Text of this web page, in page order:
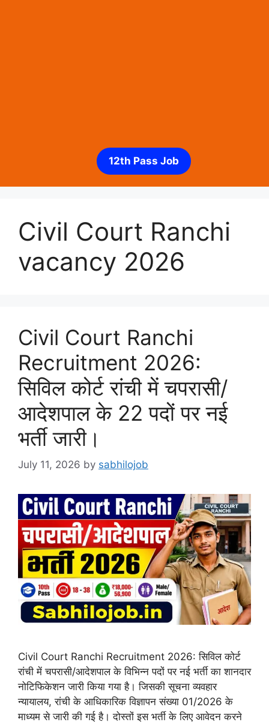
12th Pass Job
Civil Court Ranchi
vacancy 2026
Civil Court Ranchi
Recruitment 2026:
सिविल कोर्ट रांची में चपरासी/
आदेशपाल के 22 पदों पर नई
भर्ती जारी।
July 11, 2026 by sabhilojob
Civil Court Ranchi Recruitment 2026: सिविल कोर्ट
रांची में चपरासी/आदेशपाल के विभिन्न पदों पर नई भर्ती का शानदार
नोटिफिकेशन जारी किया गया है। जिसकी सूचना व्यवहार
न्यायालय, रांची के आधिकारिक विज्ञापन संख्या 01/2026 के
माध्यम से जारी की गई है। दोस्तों इस भर्ती के लिए आवेदन करने